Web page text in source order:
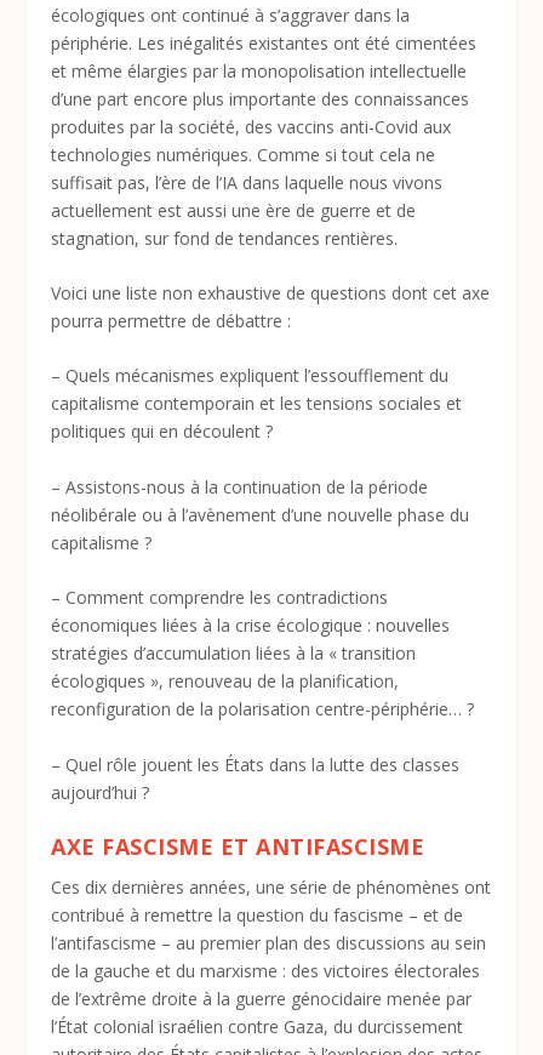
écologiques ont continué à s’aggraver dans la
périphérie. Les inégalités existantes ont été cimentées
et même élargies par la monopolisation intellectuelle
d’une part encore plus importante des connaissances
produites par la société, des vaccins anti-Covid aux
technologies numériques. Comme si tout cela ne
suffisait pas, l’ère de l’IA dans laquelle nous vivons
actuellement est aussi une ère de guerre et de
stagnation, sur fond de tendances rentières.
Voici une liste non exhaustive de questions dont cet axe
pourra permettre de débattre :
– Quels mécanismes expliquent l’essoufflement du
capitalisme contemporain et les tensions sociales et
politiques qui en découlent ?
– Assistons-nous à la continuation de la période
néolibérale ou à l’avènement d’une nouvelle phase du
capitalisme ?
– Comment comprendre les contradictions
économiques liées à la crise écologique : nouvelles
stratégies d’accumulation liées à la « transition
écologiques », renouveau de la planification,
reconfiguration de la polarisation centre-périphérie… ?
– Quel rôle jouent les États dans la lutte des classes
aujourd’hui ?
AXE FASCISME ET ANTIFASCISME
Ces dix dernières années, une série de phénomènes ont
contribué à remettre la question du fascisme – et de
l’antifascisme – au premier plan des discussions au sein
de la gauche et du marxisme : des victoires électorales
de l’extrême droite à la guerre génocidaire menée par
l’État colonial israélien contre Gaza, du durcissement